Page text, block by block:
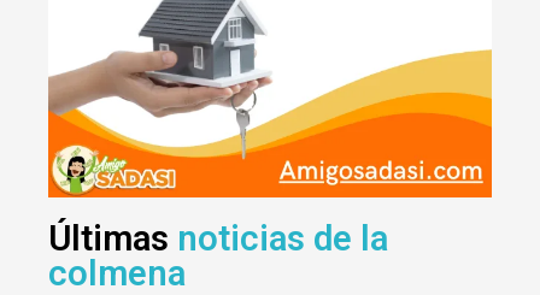
Últimas noticias de la
colmena